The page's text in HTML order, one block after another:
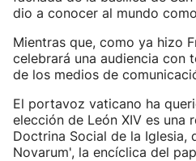
dio a conocer al mundo
Mientras que, como ya hizo
celebrará una audiencia con
de los medios de
El portavoz vaticano ha
elección de León XIV es una
Doctrina Social de la Iglesia,
Novarum', la encíclica del